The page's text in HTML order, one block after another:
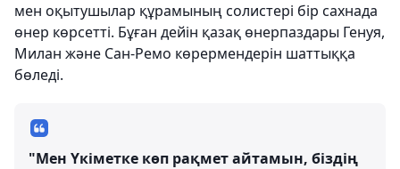
мен оқытушылар құрамының солистері бір сахнада
өнер көрсетті. Бұған дейін қазақ өнерпаздары Генуя,
Милан және Сан-Ремо көрермендерін шаттыққа
бөледі.
"Мен Үкіметке көп рақмет айтамын, біздің